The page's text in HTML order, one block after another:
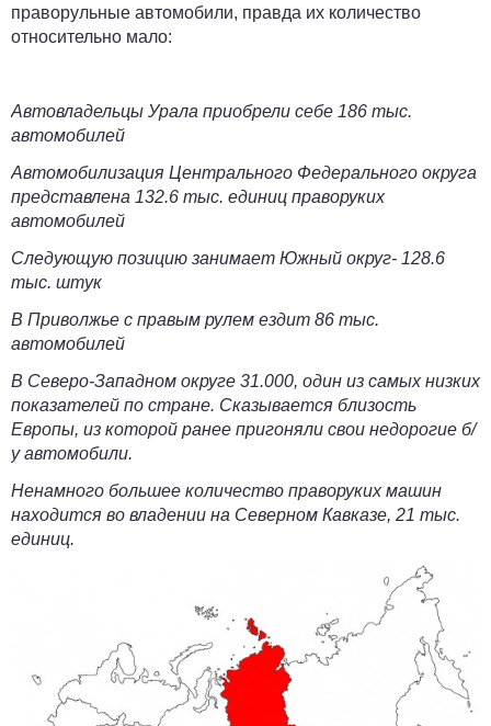
праворульные автомобили, правда их количество
относительно мало:
Автовладельцы Урала приобрели себе 186 тыс.
автомобилей
Автомобилизация Центрального Федерального округа
представлена 132.6 тыс. единиц праворуких
автомобилей
Следующую позицию занимает Южный округ- 128.6
тыс. штук
В Приволжье с правым рулем ездит 86 тыс.
автомобилей
В Северо-Западном округе 31.000, один из самых низких
показателей по стране. Сказывается близость
Европы, из которой ранее пригоняли свои недорогие б/
у автомобили.
Ненамного большее количество праворуких машин
находится во владении на Северном Кавказе, 21 тыс.
единиц.